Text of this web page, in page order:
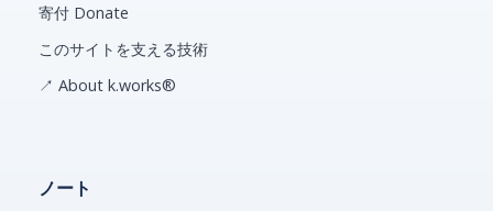
寄付 Donate
このサイトを支える技術
↗ About k.works®
ノート